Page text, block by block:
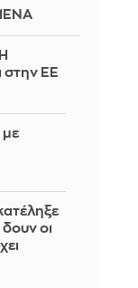
στην ΕΕ
με
οι